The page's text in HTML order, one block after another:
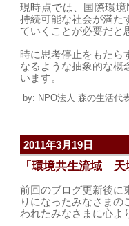
現時点では、国際環
持続可能な社会が満た
ていくことが必要だと
時に思考停止をもたら
なるような抽象的な概
います。
by: NPO法人 森の生活代
2011年3月19日
「環境共生流域
前回のブログ更新後に
りになったみなさま
われたみなさまに心よ